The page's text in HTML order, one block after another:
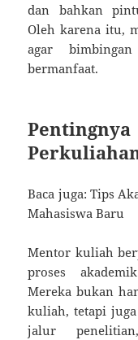
dan bahkan
Oleh karena itu,
agar
bermanfaat.
Baca juga: Tips
Mahasiswa Baru
Mentor kuliah
proses
Mereka bukan
kuliah, tetapi
jalur